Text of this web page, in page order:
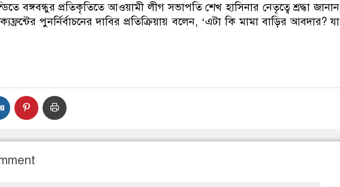
বঙ্গবন্ধুর প্রতিকৃতিতে আওয়ামী লীগ সভাপতি শেখ হাসিনার নেতৃত্বে শ্রদ্ধা জানান
পুনর্নির্বাচনের দাবির প্রতিক্রিয়ায় বলেন, ‘এটা কি মামা বাড়ির আবদার? যা